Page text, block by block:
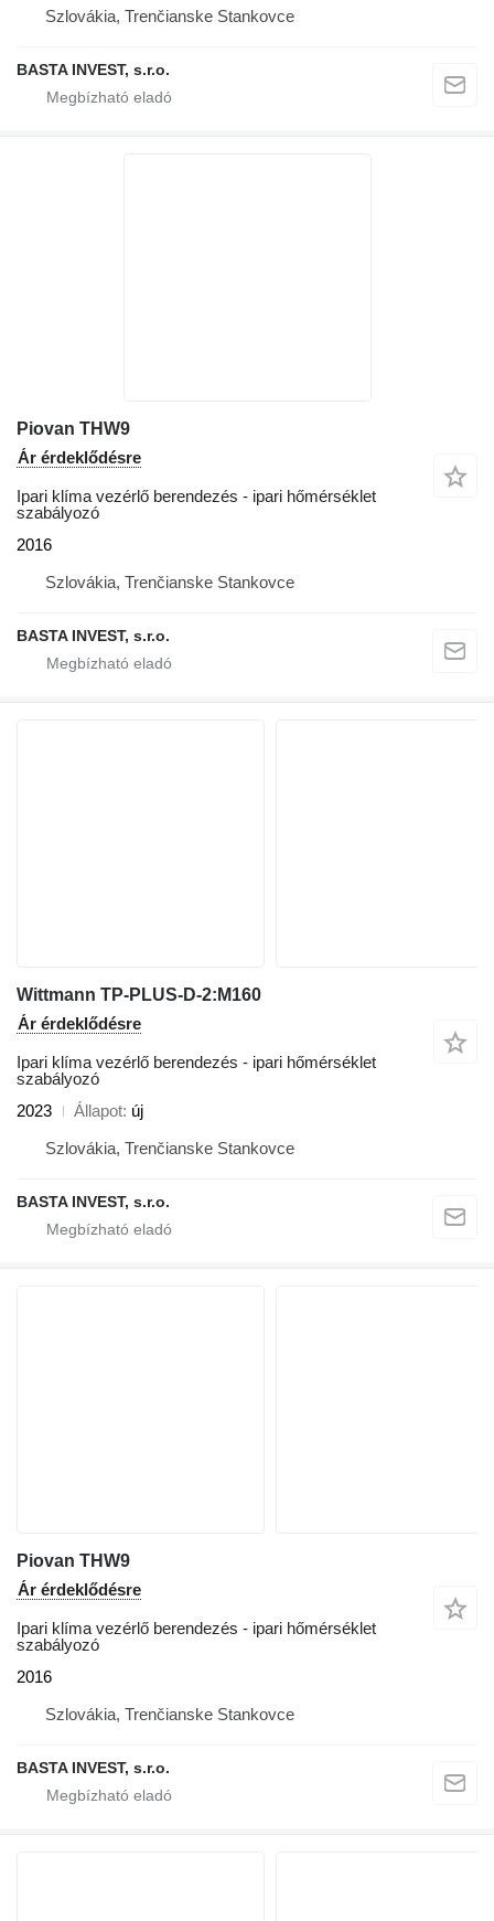
Szlovákia, Trenčianske Stankovce
BASTA INVEST, s.r.o.
Piovan THW9
Ár érdeklődésre
Ipari klíma vezérlő berendezés - ipari hőmérséklet
szabályozó
2016
Szlovákia, Trenčianske Stankovce
BASTA INVEST, s.r.o.
Wittmann TP-PLUS-D-2:M160
Ár érdeklődésre
Ipari klíma vezérlő berendezés - ipari hőmérséklet
szabályozó
2023
Állapot új
Szlovákia, Trenčianske Stankovce
BASTA INVEST, s.r.o.
Piovan THW9
Ár érdeklődésre
Ipari klíma vezérlő berendezés - ipari hőmérséklet
szabályozó
2016
Szlovákia, Trenčianske Stankovce
BASTA INVEST, s.r.o.